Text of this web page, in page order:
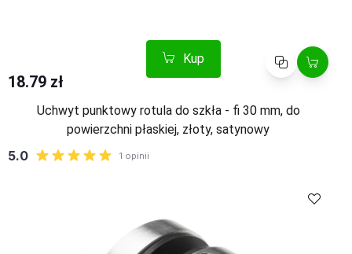
Kup Porównaj
18.79 zł
Uchwyt punktowy rotula do szkła - fi 30 mm, do
powierzchni płaskiej, złoty, satynowy